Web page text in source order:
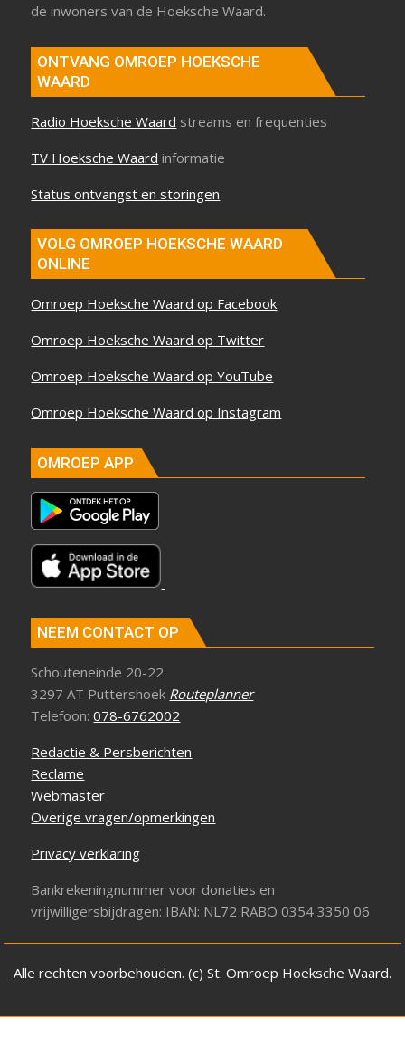
de inwoners van de Hoeksche Waard.
ONTVANG OMROEP HOEKSCHE
WAARD
Radio Hoeksche Waard streams en frequenties
TV Hoeksche Waard informatie
Status ontvangst en storingen
VOLG OMROEP HOEKSCHE WAARD
ONLINE
Omroep Hoeksche Waard op Facebook
Omroep Hoeksche Waard op Twitter
Omroep Hoeksche Waard op YouTube
Omroep Hoeksche Waard op Instagram
OMROEP APP
NEEM CONTACT OP
Schouteneinde 20-22
3297 AT Puttershoek Routeplanner
Telefoon:078-6762002
Redactie & Persberichten
Reclame
Webmaster
Overige vragen/opmerkingen
Privacy verklaring
Bankrekeningnummer voor donaties en
vrijwilligersbijdragen: IBAN: NL72 RABO 0354 3350 06
Alle rechten voorbehouden. (c) St. Omroep Hoeksche Waard.